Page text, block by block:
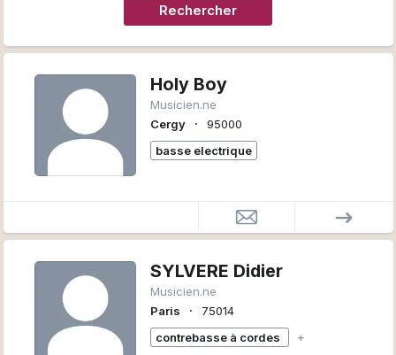
Rechercher
Holy Boy
Musicien.ne
Cergy
∙
95000
basse electrique
SYLVERE Didier
Musicien.ne
Paris
∙
75014
contrebasse à cordes
+